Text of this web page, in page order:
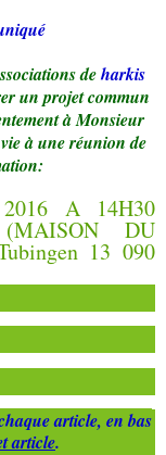
deharkis
un projet commun
à Monsieur
à une réunion de
article, en bas
article.